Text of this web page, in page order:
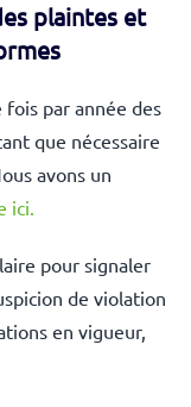
plaintes et
par année des
que nécessaire
avons un
ici.
pour signaler
de violation
en vigueur,